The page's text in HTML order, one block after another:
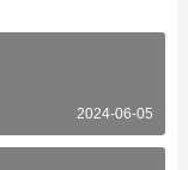
2024-06-05